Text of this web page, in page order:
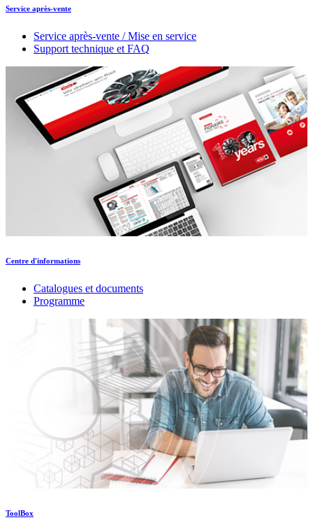
Service après-vente
Service après-vente / Mise en service
Support technique et FAQ
Centre d'informations
Catalogues et documents
Programme
ToolBox